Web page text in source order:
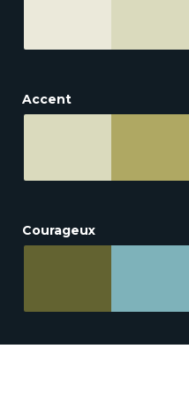
Accent
Courageux